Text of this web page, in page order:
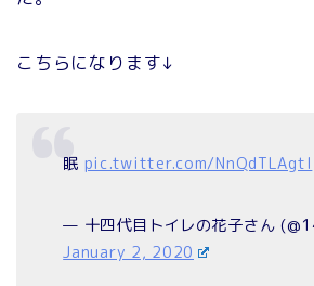
こちらになります↓
眠 pic.twitter.com/NnQdTLAgtI
— 十四代目トイレの花子さん
January 2, 2020